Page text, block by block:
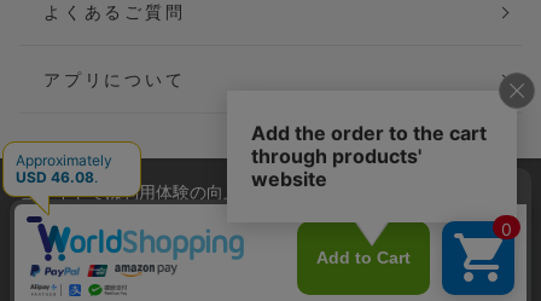
よくあるご質問
アプリについて
会社概要
ご利用規約
個人情報保護方針
当サイトでは利用体験の向上およびコンテンツの最適な提供、ト
ラフィックの分析を目的としてCookieを使用しています。
サイトの閲覧を継続された場合、Cookieの利用に同意したことも
のといたします。
詳細については
プライバシーポリシーをご確認ください。